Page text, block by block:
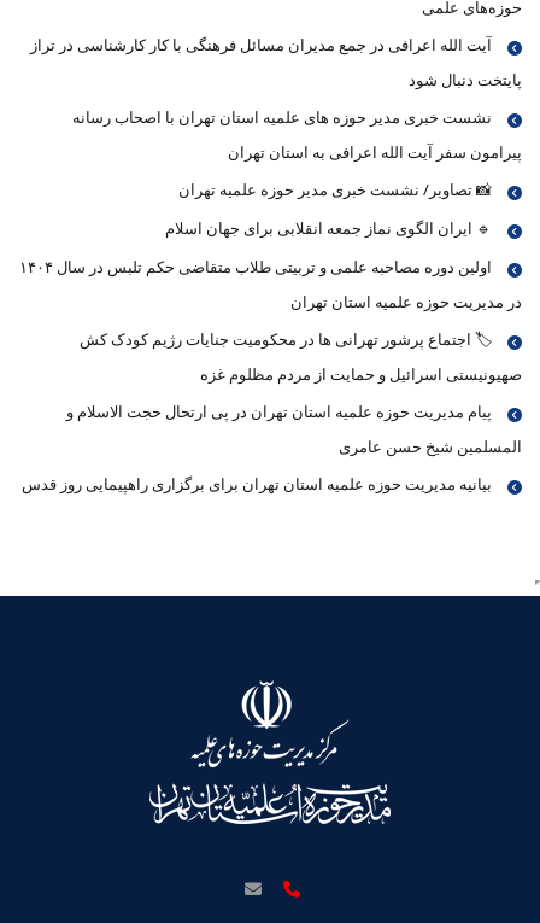
حوزه‌های علمی
آیت الله اعرافی در جمع مدیران مسائل فرهنگی با کار کارشناسی در تراز
پایتخت دنبال شود
نشست خبری مدیر حوزه های علمیه استان تهران با اصحاب رسانه
پیرامون سفر آیت الله اعرافی به استان تهران
📸 تصاویر/ نشست خبری مدیر حوزه علمیه تهران
🔹 ایران الگوی نماز جمعه انقلابی برای جهان اسلام
اولین دوره مصاحبه علمی و تربیتی طلاب متقاضی حکم تلبس در سال ۱۴۰۴
در مدیریت حوزه علمیه استان تهران
🏷 اجتماع پرشور تهرانی ها در محکومیت جنایات رژیم کودک کش
صهیونیستی اسرائیل و حمایت از مردم مظلوم غزه
پیام مدیریت حوزه علمیه استان تهران در پی ارتحال حجت الاسلام و
المسلمین شیخ حسن عامری
بیانیه مدیریت حوزه علمیه استان تهران برای برگزاری راهپیمایی روز قدس